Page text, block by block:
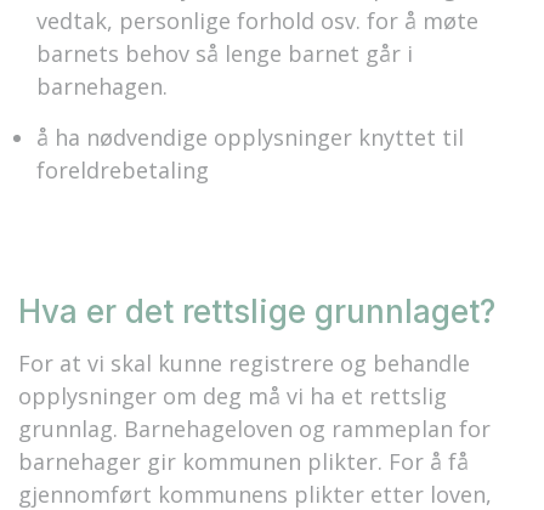
vedtak, personlige forhold osv. for å møte
barnets behov så lenge barnet går i
barnehagen.
å ha nødvendige opplysninger knyttet til
foreldrebetaling
Hva er det rettslige grunnlaget?
For at vi skal kunne registrere og behandle
opplysninger om deg må vi ha et rettslig
grunnlag. Barnehageloven og rammeplan for
barnehager gir kommunen plikter. For å få
gjennomført kommunens plikter etter loven,